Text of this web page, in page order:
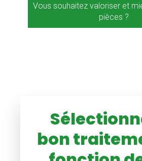
Vous souhaitez valoriser et
pièces ?
bon